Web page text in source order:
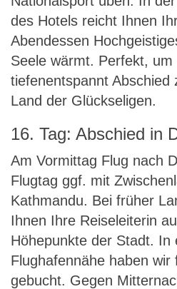
des Hotels reicht Ihnen
Abendessen
Seele wärmt. Perfekt, um
tiefenentspannt Abschied
Land der Glückseligen.
16. Tag: Abschied in
Am Vormittag Flug nach
Flugtag ggf. mit
Kathmandu. Bei früher
Ihnen Ihre Reiseleiterin
Höhepunkte der Stadt. In
Flughafennähe haben wir
gebucht. Gegen